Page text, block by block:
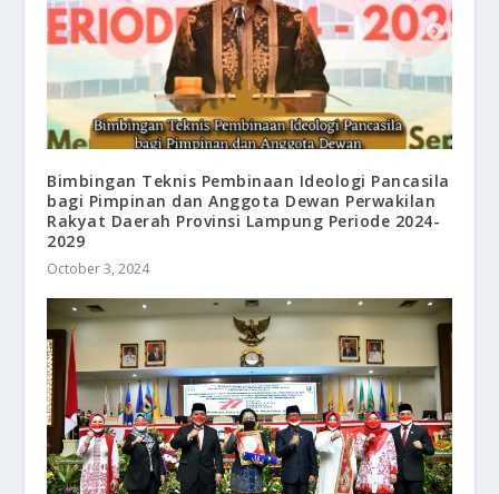
Bimbingan Teknis Pembinaan Ideologi Pancasila
bagi Pimpinan dan Anggota Dewan Perwakilan
Rakyat Daerah Provinsi Lampung Periode 2024-
2029
October 3, 2024